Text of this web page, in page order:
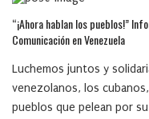
“¡Ahora hablan los pueblos!”
Comunicación en Venezuela
Luchemos juntos y
venezolanos, los
pueblos que pelean por